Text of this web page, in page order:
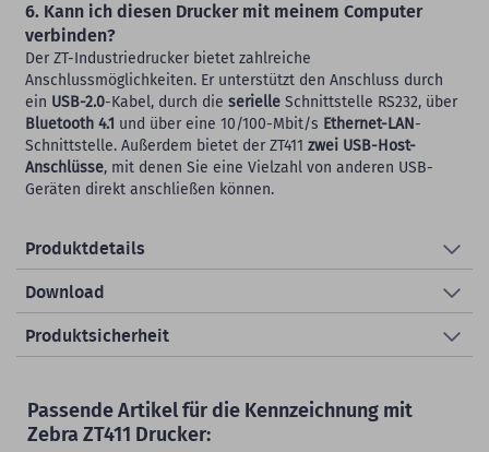
6. Kann ich diesen Drucker mit meinem Computer
verbinden?
Der ZT-Industriedrucker bietet zahlreiche
Anschlussmöglichkeiten. Er unterstützt den Anschluss durch
ein USB-2.0-Kabel, durch die serielle Schnittstelle RS232, über
Bluetooth 4.1 und über eine 10/100-Mbit/s Ethernet-LAN-
Schnittstelle. Außerdem bietet der ZT411 zwei USB-Host-
Anschlüsse, mit denen Sie eine Vielzahl von anderen USB-
Geräten direkt anschließen können.
Produktdetails
Download
Produktsicherheit
Passende Artikel für die Kennzeichnung mit
Zebra ZT411 Drucker: